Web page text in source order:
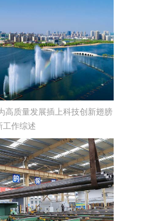
高质量发展插上科技创新翅膀
作综述